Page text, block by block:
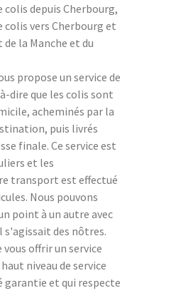
depuis Cherbourg,
vers Cherbourg et
la Manche et du
propose un service de
dire que les colis sont
acheminés par la
puis livrés
finale. Ce service est
et les
transport est effectué
Nous pouvons
point à un autre avec
s'agissait des nôtres.
offrir un service
niveau de service
garantie et qui respecte